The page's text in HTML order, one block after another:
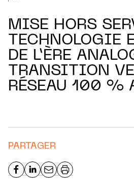
MISE HORS
TECHNOLOGIE
DE L’ÈRE
TRANSITION
RÉSEAU 100 %
PARTAGER